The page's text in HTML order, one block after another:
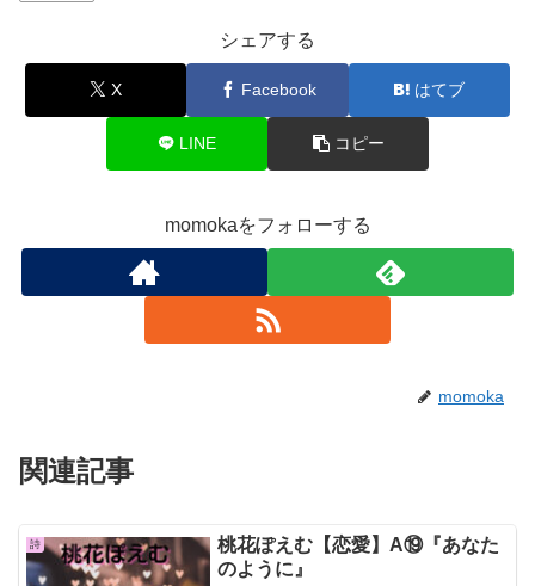
シェアする
X Facebook はてブ
LINE コピー
momokaをフォローする
momoka
関連記事
詩
桃花ぽえむ【恋愛】A⑲『あなた
のように』